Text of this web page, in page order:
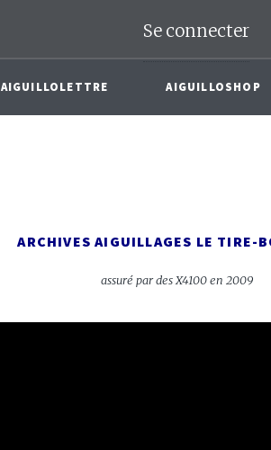
Se connecter
AIGUILLOLETTRE AIGUILLOSHOP
ARCHIVES AIGUILLAGES LE TIRE-
assuré par des X4100 en 2009